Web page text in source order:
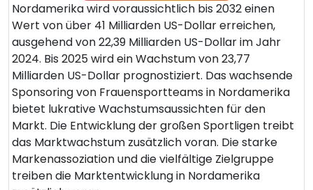
Nordamerika wird voraussichtlich bis 2032 einen
Wert von über 41 Milliarden US-Dollar erreichen,
ausgehend von 22,39 Milliarden US-Dollar im Jahr
2024. Bis 2025 wird ein Wachstum von 23,77
Milliarden US-Dollar prognostiziert. Das wachsende
Sponsoring von Frauensportteams in Nordamerika
bietet lukrative Wachstumsaussichten für den
Markt. Die Entwicklung der großen Sportligen treibt
das Marktwachstum zusätzlich voran. Die starke
Markenassoziation und die vielfältige Zielgruppe
treiben die Marktentwicklung in Nordamerika